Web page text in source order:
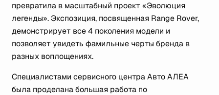
превратила в масштабный проект «Эволюция
легенды». Экспозиция, посвященная Range Rover,
демонстрирует все 4 поколения модели и
позволяет увидеть фамильные черты бренда в
разных воплощениях.
Специалистами сервисного центра Авто АЛЕА
была проделана большая работа по